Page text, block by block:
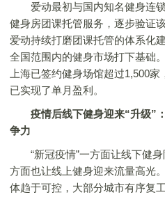
爱动最初与国内知名健身连锁
健身房团课托管服务，逐步验证
爱动持续打磨团课托管的体系化
全国范围内的健身市场打下基础
上海已签约健身场馆超过1,500
已实现了单月盈利。
疫情后线下健身迎来“升级”
争力
“新冠疫情”一方面让线下健身
方面也让线上健身迎来流量高光
体趋于可控，大部分城市有序复